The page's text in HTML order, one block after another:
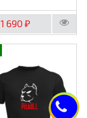
1 690₽